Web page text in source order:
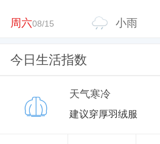
周六08/15 小雨
今日生活指数
天气寒冷
建议穿厚羽绒服